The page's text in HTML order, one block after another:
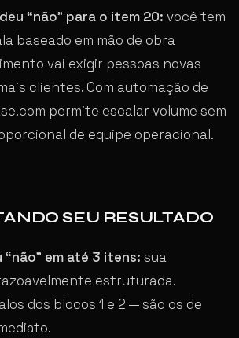
“não” para o item 20: você tem
baseado em mão de obra
vai exigir pessoas novas
clientes. Com automação de
permite escalar volume sem
de equipe operacional.
SEU RESULTADO
em até 3 itens: sua
estruturada.
dos blocos 1 e 2 — são os de